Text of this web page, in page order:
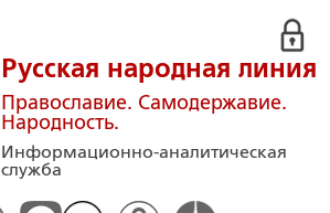
Русская народная линия
Православие. Самодержавие.
Народность.
Информационно-аналитическая
служба